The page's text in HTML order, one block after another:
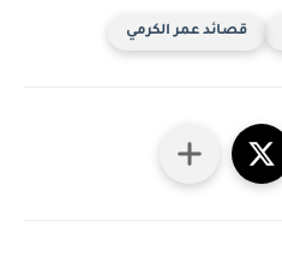
قصائد عمر الكرمي